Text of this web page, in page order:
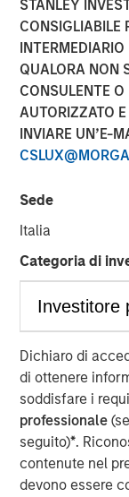
STANLEY
CONSIGLIABILE
QUALORA NON
CONSULENTE
AUTORIZZATO
INVIARE UN’E-
Sede
Italia
Categoria di
Dichiaro di
di ottenere
soddisfare i
professionale
seguito)*.
contenute nel
devono essere
Onyekwere
Partner of
team, outlines
investing within
shares how a
shifting
investments
emerging
importance of
construction,
LP Perspectives
featuring the
capital
exceptional GP
touch,
voices while